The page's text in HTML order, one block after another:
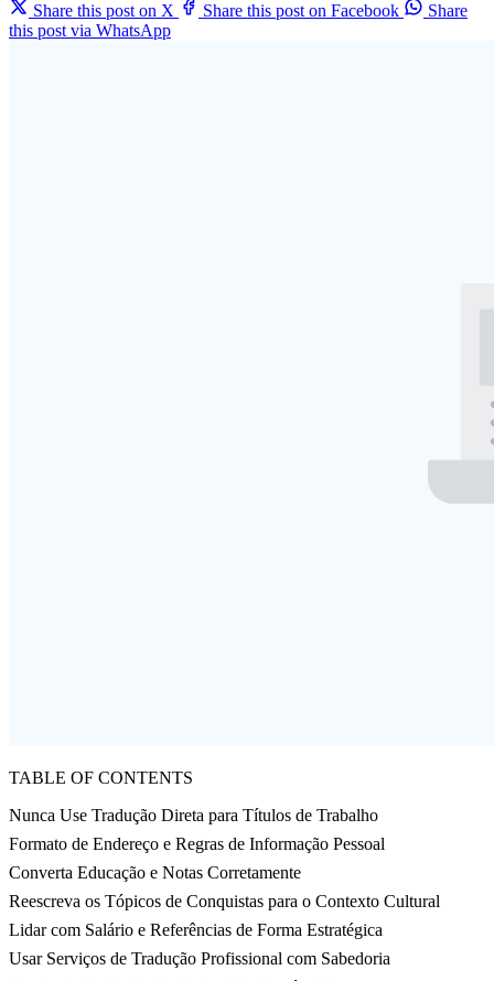
Share this post on X
Share this post on Facebook
Share
this post via WhatsApp
TABLE OF CONTENTS
Nunca Use Tradução Direta para Títulos de Trabalho
Formato de Endereço e Regras de Informação Pessoal
Converta Educação e Notas Corretamente
Reescreva os Tópicos de Conquistas para o Contexto Cultural
Lidar com Salário e Referências de Forma Estratégica
Usar Serviços de Tradução Profissional com Sabedoria